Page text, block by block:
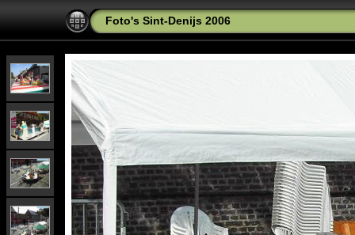
Foto's Sint-Denijs 2006